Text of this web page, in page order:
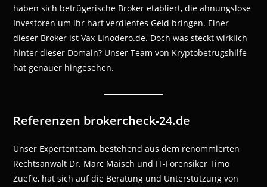
haben sich betrügerische Broker etabliert, die ahnungslose
Investoren um ihr hart verdientes Geld bringen. Einer
dieser Broker ist Vax-Linodero.de. Doch was steckt wirklich
hinter dieser Domain? Unser Team von Kryptobetrugshilfe
hat genauer hingesehen.
Referenzen brokercheck-24.de
Unser Expertenteam, bestehend aus dem renommierten
Rechtsanwalt Dr. Marc Maisch und IT-Forensiker Timo
Zuefle, hat sich auf die Beratung und Unterstützung von